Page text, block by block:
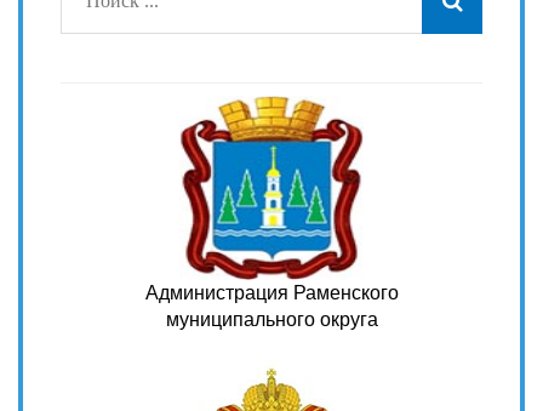
Администрация Раменского
муниципального округа